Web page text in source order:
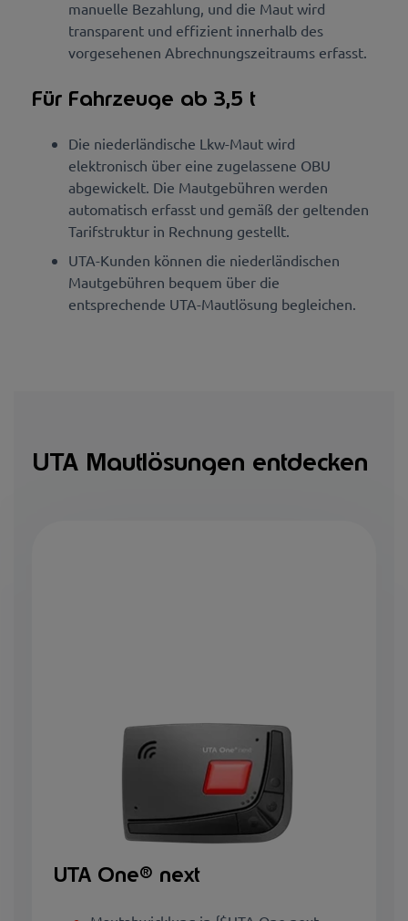
manuelle Bezahlung, und die Maut wird
transparent und effizient innerhalb des
vorgesehenen Abrechnungszeitraums erfasst.
Für Fahrzeuge ab 3,5 t
Die niederländische Lkw-Maut wird
elektronisch über eine zugelassene OBU
abgewickelt. Die Mautgebühren werden
automatisch erfasst und gemäß der geltenden
Tarifstruktur in Rechnung gestellt.
UTA-Kunden können die niederländischen
Mautgebühren bequem über die
entsprechende UTA-Mautlösung begleichen.
UTA Mautlösungen entdecken
UTA One® next